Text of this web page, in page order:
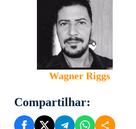
Wagner Riggs
Compartilhar: